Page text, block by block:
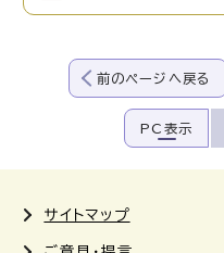
前のページへ戻る
PC表示
サイトマップ